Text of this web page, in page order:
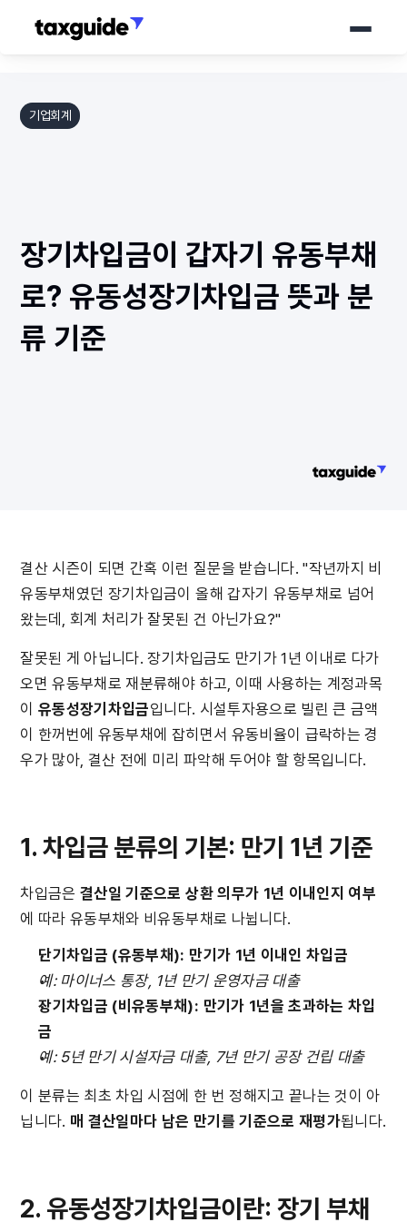
기업회계
장기차입금이 갑자기 유동부채
로? 유동성장기차입금 뜻과 분
류 기준
결산 시즌이 되면 간혹 이런 질문을 받습니다. "작년까지 비
유동부채였던 장기차입금이 올해 갑자기 유동부채로 넘어
왔는데, 회계 처리가 잘못된 건 아닌가요?"
잘못된 게 아닙니다. 장기차입금도 만기가 1년 이내로 다가
오면 유동부채로 재분류해야 하고, 이때 사용하는 계정과목
이 유동성장기차입금입니다. 시설투자용으로 빌린 큰 금액
이 한꺼번에 유동부채에 잡히면서 유동비율이 급락하는 경
우가 많아, 결산 전에 미리 파악해 두어야 할 항목입니다.
1. 차입금 분류의 기본: 만기 1년 기준
차입금은 결산일 기준으로 상환 의무가 1년 이내인지 여부
에 따라 유동부채와 비유동부채로 나뉩니다.
단기차입금 (유동부채): 만기가 1년 이내인 차입금
예: 마이너스 통장, 1년 만기 운영자금 대출
장기차입금 (비유동부채): 만기가 1년을 초과하는 차입
금
예: 5년 만기 시설자금 대출, 7년 만기 공장 건립 대출
이 분류는 최초 차입 시점에 한 번 정해지고 끝나는 것이 아
닙니다. 매 결산일마다 남은 만기를 기준으로 재평가됩니다.
2. 유동성장기차입금이란: 장기 부채
소개서